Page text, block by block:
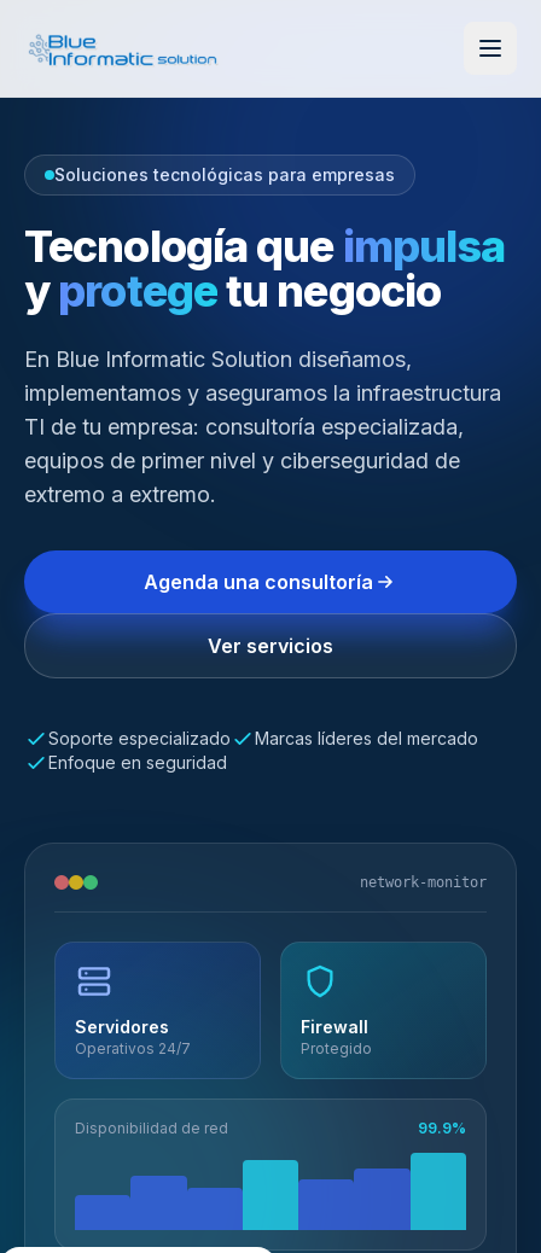
Soluciones tecnológicas para empresas
Tecnología que impulsa
yprotegetu negocio
En Blue Informatic Solution diseñamos,
implementamos y aseguramos la infraestructura
TI de tu empresa: consultoría especializada,
equipos de primer nivel y ciberseguridad de
extremo a extremo.
Agenda una consultoría
Ver servicios
Soporte especializado
Marcas líderes del mercado
Enfoque en seguridad
network-monitor
Servidores
Operativos 24/7
Firewall
Protegido
Disponibilidad de red 99.9%